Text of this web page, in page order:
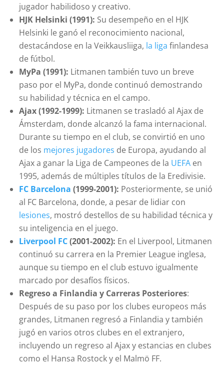
jugador habilidoso y creativo.
HJK Helsinki (1991): Su desempeño en el HJK
Helsinki le ganó el reconocimiento nacional,
destacándose en la Veikkausliiga, la liga finlandesa
de fútbol.
MyPa (1991): Litmanen también tuvo un breve
paso por el MyPa, donde continuó demostrando
su habilidad y técnica en el campo.
Ajax (1992-1999): Litmanen se trasladó al Ajax de
Ámsterdam, donde alcanzó la fama internacional.
Durante su tiempo en el club, se convirtió en uno
de los mejores jugadores de Europa, ayudando al
Ajax a ganar la Liga de Campeones de la UEFA en
1995, además de múltiples títulos de la Eredivisie.
FC Barcelona (1999-2001): Posteriormente, se unió
al FC Barcelona, donde, a pesar de lidiar con
lesiones, mostró destellos de su habilidad técnica y
su inteligencia en el juego.
Liverpool FC(2001-2002): En el Liverpool, Litmanen
continuó su carrera en la Premier League inglesa,
aunque su tiempo en el club estuvo igualmente
marcado por desafíos físicos.
Regreso a Finlandia y Carreras Posteriores:
Después de su paso por los clubes europeos más
grandes, Litmanen regresó a Finlandia y también
jugó en varios otros clubes en el extranjero,
incluyendo un regreso al Ajax y estancias en clubes
como el Hansa Rostock y el Malmö FF.